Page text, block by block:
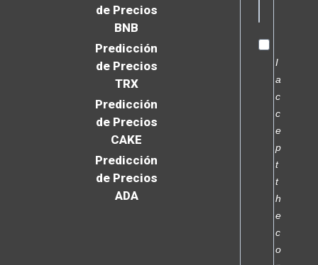
de Precios
BNB
Predicción
de Precios
TRX
Predicción
de Precios
CAKE
Predicción
de Precios
ADA
I
a
c
c
e
p
t
t
h
e
c
o